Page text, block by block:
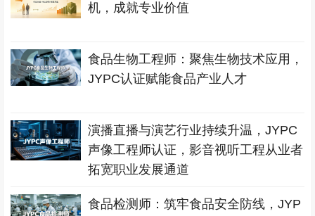
机，成就专业价值
食品生物工程师：聚焦生物技术应用，
JYPC认证赋能食品产业人才
演播直播与演艺行业持续升温，JYPC
声像工程师认证，影音视听工程从业者
拓宽职业发展通道
食品检测师：筑牢食品安全防线，JYP